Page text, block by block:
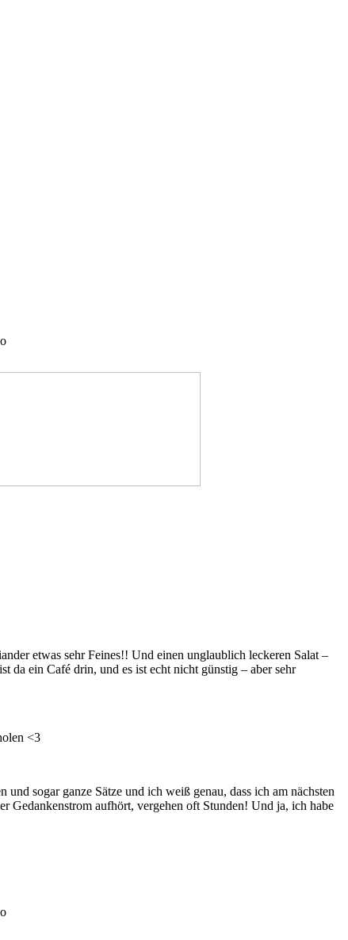
etwas sehr Feines!! Und einen unglaublich leckeren Salat –
da ein Café drin, und es ist echt nicht günstig – aber sehr
<3
sogar ganze Sätze und ich weiß genau, dass ich am nächsten
Gedankenstrom aufhört, vergehen oft Stunden! Und ja, ich habe